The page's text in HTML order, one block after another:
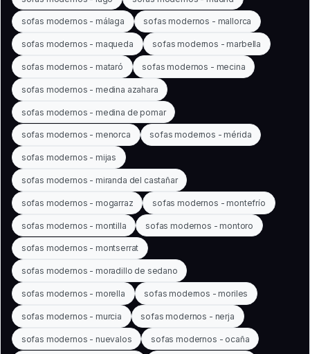
sofas modernos - málaga sofas modernos - mallorca
sofas modernos - maqueda sofas modernos - marbella
sofas modernos - mataró sofas modernos - mecina
sofas modernos - medina azahara
sofas modernos - medina de pomar
sofas modernos - menorca sofas modernos - mérida
sofas modernos - mijas
sofas modernos - miranda del castañar
sofas modernos - mogarraz sofas modernos - montefrío
sofas modernos - montilla sofas modernos - montoro
sofas modernos - montserrat
sofas modernos - moradillo de sedano
sofas modernos - morella sofas modernos - moriles
sofas modernos - murcia sofas modernos - nerja
sofas modernos - nuevalos sofas modernos - ocaña